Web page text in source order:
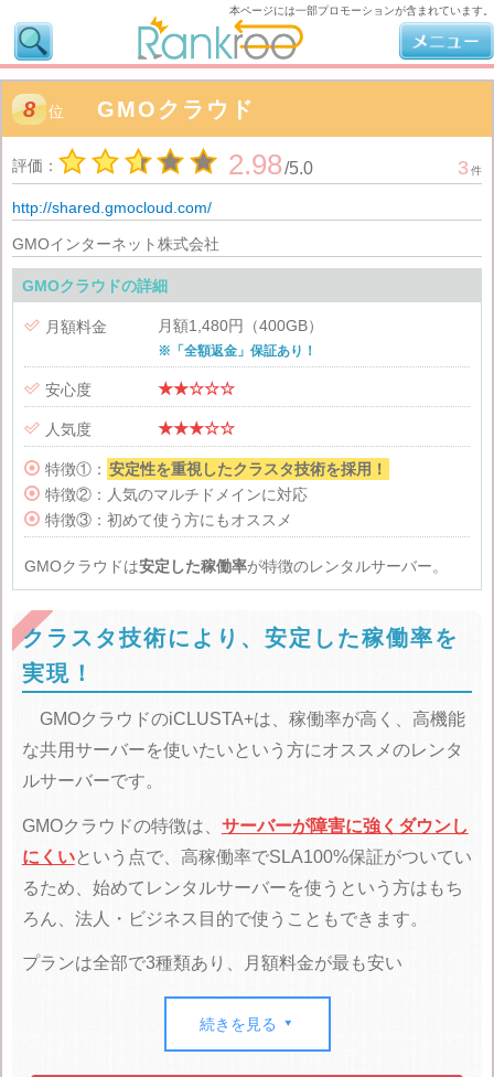
8 位 GMOクラウド
評価： 2.98/5.0 3 件
http://shared.gmocloud.com/
GMOインターネット株式会社
GMOクラウドの詳細
 月額料金 月額1,480円（400GB）
※「全額返金」保証あり！
 安心度 ★★☆☆☆
 人気度 ★★★☆☆
 特徴①： 安定性を重視したクラスタ技術を採用！
 特徴②：人気のマルチドメインに対応
 特徴③：初めて使う方にもオススメ
GMOクラウドは安定した稼働率が特徴のレンタルサーバー。
クラスタ技術により、安定した稼働率を
実現！
GMOクラウドのiCLUSTA+は、稼働率が高く、高機能
な共用サーバーを使いたいという方にオススメのレンタ
ルサーバーです。
GMOクラウドの特徴は、 サーバーが障害に強くダウンし
にくいという点で、高稼働率でSLA100%保証がついてい
るため、始めてレンタルサーバーを使うという方はもち
ろん、法人・ビジネス目的で使うこともできます。
プランは全部で3種類あり、月額料金が最も安い
iCLUSTA+ ミニプランでも機能は充実していますが、デ
ィスク容量やメールアドレスなどを増やしたいという方
にはiCLUSTA+ レギュラープランがオススメです。
続きを見る 
本ページには一部プロモーションが含まれています。